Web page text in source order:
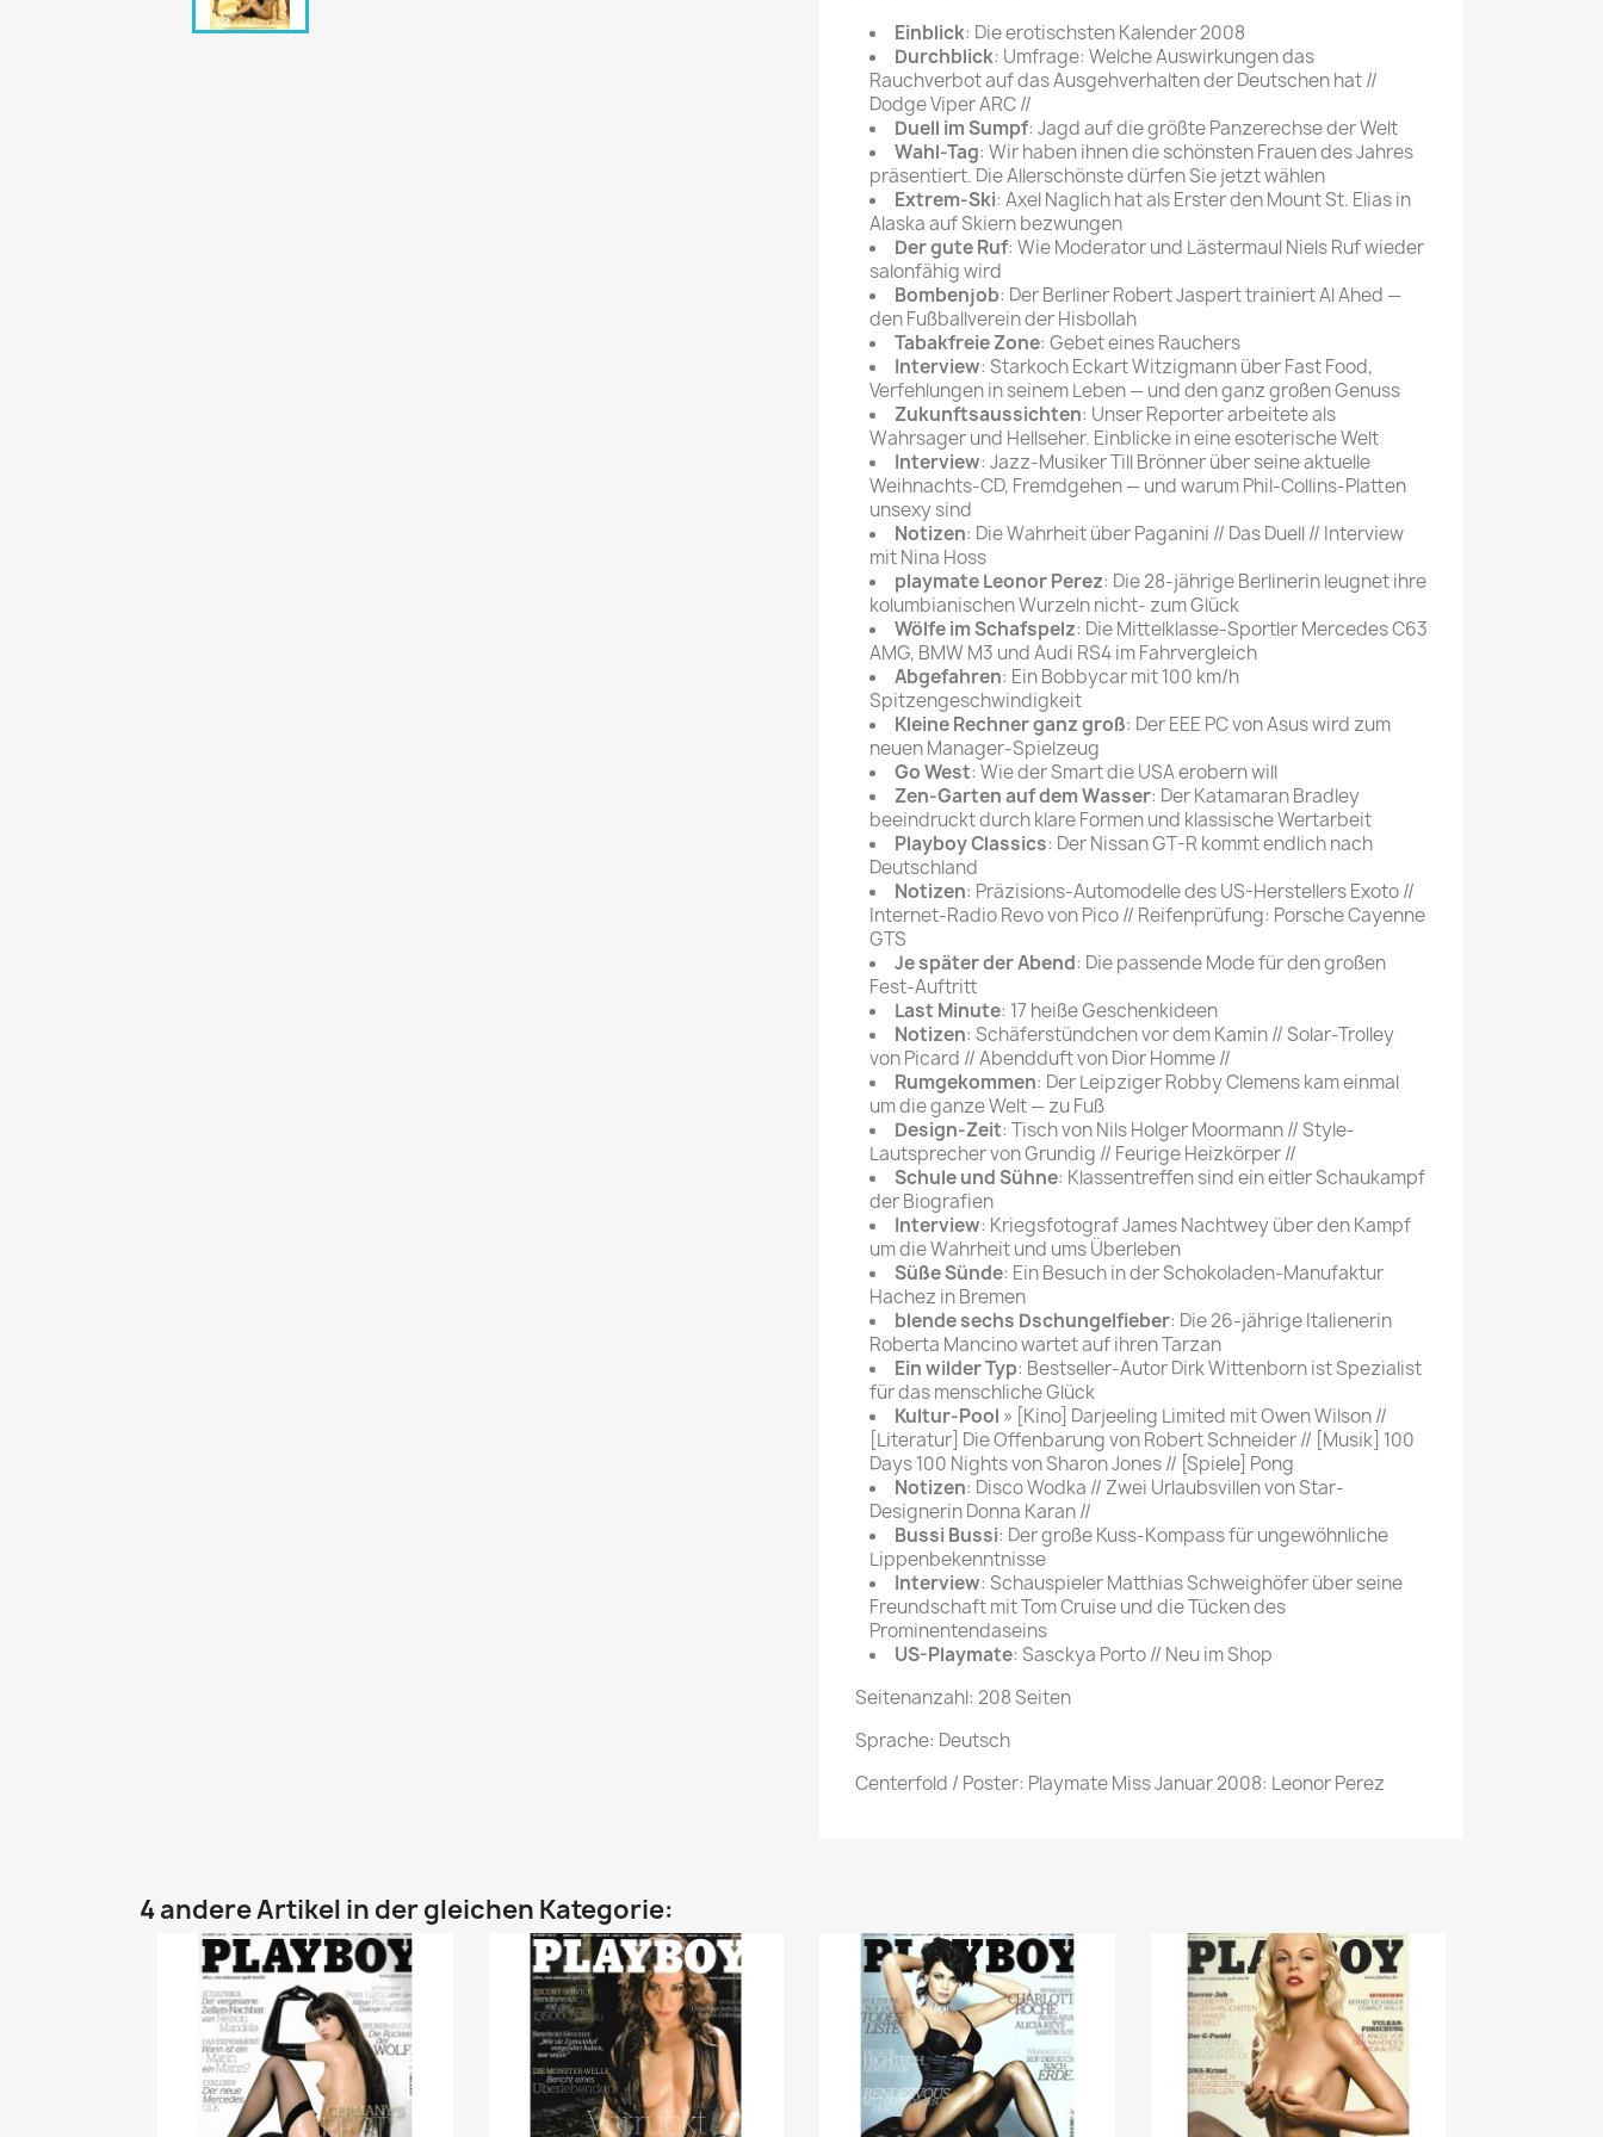
MERIAN
Mein schöner
Garten
Selbst ist der
Mann
TAGES &
WOCHENZEITUNGEN
Bildzeitung
Frankfurter Allgemeine
Magazin
Frankfurter Illustrierte
Sonstige
Magazine
Einblick: Die erotischsten Kalender 2008
Durchblick: Umfrage: Welche Auswirkungen das
Rauchverbot auf das Ausgehverhalten der Deutschen hat //
Dodge Viper ARC //
Duell im Sumpf: Jagd auf die größte Panzerechse der Welt
Wahl-Tag: Wir haben ihnen die schönsten Frauen des Jahres
präsentiert. Die Allerschönste dürfen Sie jetzt wählen
Extrem-Ski: Axel Naglich hat als Erster den Mount St. Elias in
Alaska auf Skiern bezwungen
Der gute Ruf: Wie Moderator und Lästermaul Niels Ruf wieder
salonfähig wird
Bombenjob: Der Berliner Robert Jaspert trainiert Al Ahed —
den Fußballverein der Hisbollah
Tabakfreie Zone: Gebet eines Rauchers
Interview: Starkoch Eckart Witzigmann über Fast Food,
Verfehlungen in seinem Leben — und den ganz großen Genuss
Zukunftsaussichten: Unser Reporter arbeitete als
Wahrsager und Hellseher. Einblicke in eine esoterische Welt
Interview: Jazz-Musiker Till Brönner über seine aktuelle
Weihnachts-CD, Fremdgehen — und warum Phil-Collins-Platten
unsexy sind
Notizen: Die Wahrheit über Paganini // Das Duell // Interview
mit Nina Hoss
playmate Leonor Perez: Die 28-jährige Berlinerin leugnet ihre
kolumbianischen Wurzeln nicht- zum Glück
Wölfe im Schafspelz: Die Mittelklasse-Sportler Mercedes C63
AMG, BMW M3 und Audi RS4 im Fahrvergleich
Abgefahren: Ein Bobbycar mit 100 km/h
Spitzengeschwindigkeit
Kleine Rechner ganz groß: Der EEE PC von Asus wird zum
neuen Manager-Spielzeug
Go West: Wie der Smart die USA erobern will
Zen-Garten auf dem Wasser: Der Katamaran Bradley
beeindruckt durch klare Formen und klassische Wertarbeit
Playboy Classics: Der Nissan GT-R kommt endlich nach
Deutschland
Notizen: Präzisions-Automodelle des US-Herstellers Exoto //
Internet-Radio Revo von Pico // Reifenprüfung: Porsche Cayenne
GTS
Je später der Abend: Die passende Mode für den großen
Fest-Auftritt
Last Minute: 17 heiße Geschenkideen
Notizen: Schäferstündchen vor dem Kamin // Solar-Trolley
von Picard // Abendduft von Dior Homme //
Rumgekommen: Der Leipziger Robby Clemens kam einmal
um die ganze Welt — zu Fuß
Design-Zeit: Tisch von Nils Holger Moormann // Style-
Lautsprecher von Grundig // Feurige Heizkörper //
Schule und Sühne: Klassentreffen sind ein eitler Schaukampf
der Biografien
Interview: Kriegsfotograf James Nachtwey über den Kampf
um die Wahrheit und ums Überleben
Süße Sünde: Ein Besuch in der Schokoladen-Manufaktur
Hachez in Bremen
blende sechs Dschungelfieber: Die 26-jährige Italienerin
Roberta Mancino wartet auf ihren Tarzan
Ein wilder Typ: Bestseller-Autor Dirk Wittenborn ist Spezialist
für das menschliche Glück
Kultur-Pool » [Kino] Darjeeling Limited mit Owen Wilson //
[Literatur] Die Offenbarung von Robert Schneider // [Musik] 100
Days 100 Nights von Sharon Jones // [Spiele] Pong
Notizen: Disco Wodka // Zwei Urlaubsvillen von Star-
Designerin Donna Karan //
Bussi Bussi: Der große Kuss-Kompass für ungewöhnliche
Lippenbekenntnisse
Interview: Schauspieler Matthias Schweighöfer über seine
Freundschaft mit Tom Cruise und die Tücken des
Prominentendaseins
US-Playmate: Sasckya Porto // Neu im Shop
Seitenanzahl: 208 Seiten
Sprache: Deutsch
Centerfold / Poster: Playmate Miss Januar 2008: Leonor Perez
4 andere Artikel in der gleichen Kategorie: